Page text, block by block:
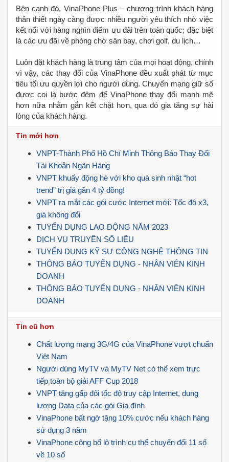
Bên cạnh đó, VinaPhone Plus – chương trình khách hàng
thân thiết ngày càng được nhiều người yêu thích nhờ việc
kết nối với hàng nghìn điểm ưu đãi trên toàn quốc; đặc biệt
là các ưu đãi về phòng chờ sân bay, chơi golf, du lịch…
Luôn đặt khách hàng là trung tâm của mọi hoạt động, chính
vì vậy, các thay đổi của VinaPhone đều xuất phát từ mục
tiêu tối ưu quyền lợi cho người dùng. Chuyển mạng giữ số
được coi là bước đệm để VinaPhone thay đổi mạnh mẽ
hơn nữa nhằm gắn kết chặt hơn, qua đó gia tăng sự hài
lòng của khách hàng.
Tin mới hơn
VNPT-Thành Phố Hồ Chí Minh Thông Báo Thay Đổi
Tài Khoản Ngân Hàng
VNPT khuấy động hè với kho quà sinh nhật “hot
trend” trị giá gần 4 tỷ đồng!
VNPT ra mắt các gói cước Internet mới: Tốc độ x3,
giá không đổi
TUYỂN DỤNG LAO ĐỘNG NĂM 2023
DỊCH VỤ TRUYỀN SỐ LIỆU
TUYỂN DỤNG KỸ SƯ CÔNG NGHỆ THÔNG TIN
THÔNG BÁO TUYỂN DỤNG - NHÂN VIÊN KINH
DOANH
THÔNG BÁO TUYỂN DỤNG - NHÂN VIÊN KINH
DOANH
Tin cũ hơn
Chất lượng mạng 3G/4G của VinaPhone vượt chuẩn
Việt Nam
Người dùng MyTV và MyTV Net có thể xem trực
tiếp toàn bộ giải AFF Cup 2018
VNPT tăng gấp đôi tốc độ truy cập Internet, dung
lượng Data của các gói Gia đình
VinaPhone bất ngờ tặng 10% cước nếu khách hàng
sử dụng 3 năm
VinaPhone công bố lộ trình cụ thể chuyển đổi 11 số
về 10 số